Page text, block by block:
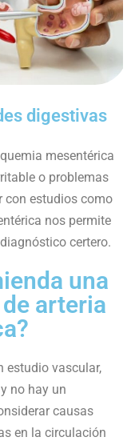
digestivas
mesentérica
o problemas
con estudios como
nos permite
certero.
una
arteria
estudio vascular,
no hay un
causas
en la circulación